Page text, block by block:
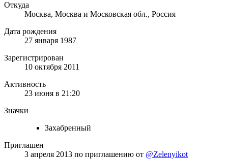
Откуда
Москва, Москва и Московская обл., Россия
Дата рождения
27 января 1987
Зарегистрирован
10 октября 2011
Активность
23 июня в 21:20
Значки
Захабренный
Приглашен
3 апреля 2013 по приглашению от @Zelenyikot